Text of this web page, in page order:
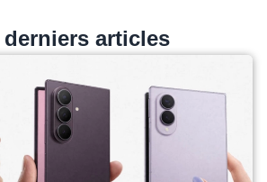
derniers articles